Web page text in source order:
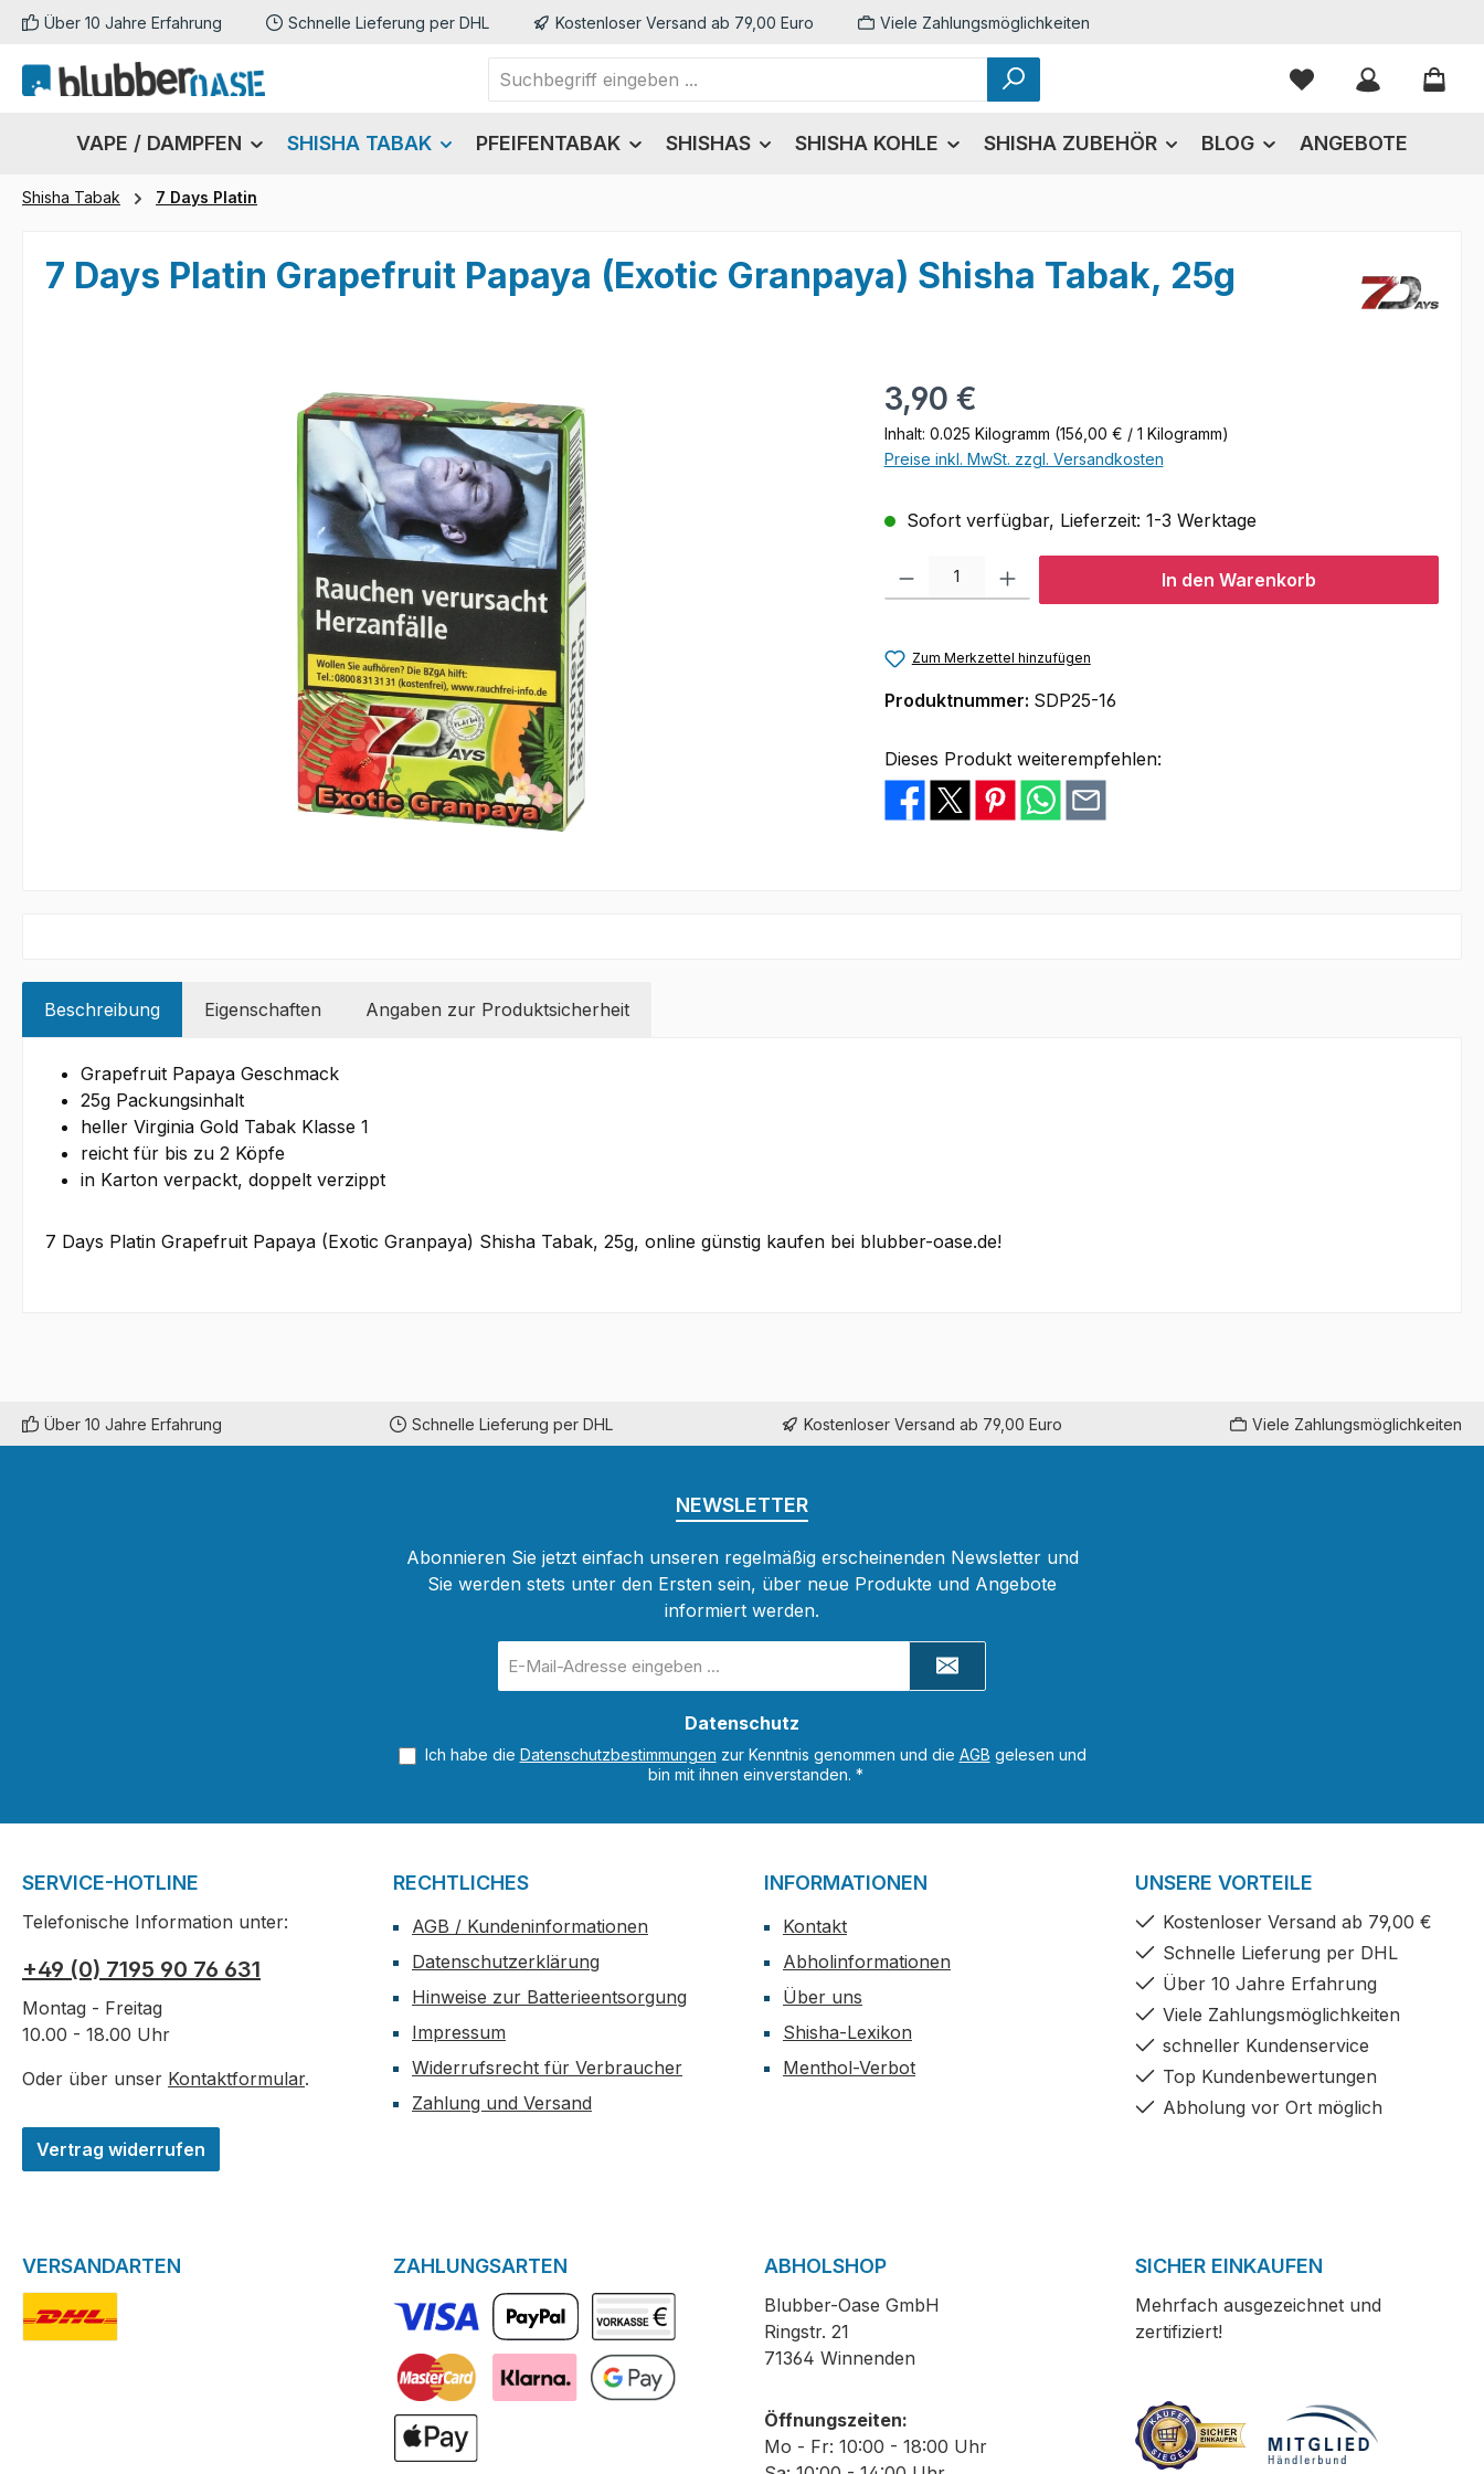
Hauptinhalt springen
Zur Suche springen
Zur Hauptnavigation springen
Über 10 Jahre Erfahrung Schnelle Lieferung per DHL Kostenloser Versand ab 79,00 Euro Viele Zahlungsmöglichkeiten
Du hast 0
VAPE / DAMPFEN SHISHA TABAK PFEIFENTABAK SHISHAS SHISHA KOHLE SHISHA ZUBEHÖR BLOG ANGEBOTE
Shisha Tabak 7 Days Platin
7 Days Platin Grapefruit Papaya (Exotic Granpaya) Shisha Tabak, 25g
Regulärer Preis:
3,90 €
Inhalt: 0.025 Kilogramm (156,00 € / 1 Kilogramm)
Preise inkl. MwSt. zzgl. Versandkosten
Sofort verfügbar, Lieferzeit: 1-3 Werktage
Produkt Anzahl: Gib den gewünschten Wert ein oder benutze die Schaltflächen
In den Warenkorb
Zum Merkzettel hinzufügen
Produktnummer: SDP25-16
Dieses Produkt weiterempfehlen:
Beschreibung Eigenschaften Angaben zur Produktsicherheit
Grapefruit Papaya Geschmack
25g Packungsinhalt
heller Virginia Gold Tabak Klasse 1
reicht für bis zu 2 Köpfe
in Karton verpackt, doppelt verzippt
7 Days Platin Grapefruit Papaya (Exotic Granpaya) Shisha Tabak, 25g, online günstig kaufen bei blubber-oase.de!
Über 10 Jahre Erfahrung Schnelle Lieferung per DHL Kostenloser Versand ab 79,00 Euro Viele Zahlungsmöglichkeiten
NEWSLETTER
Abonnieren Sie jetzt einfach unseren regelmäßig erscheinenden Newsletter und
Sie werden stets unter den Ersten sein, über neue Produkte und Angebote
informiert werden.
Mail-
Datenschutz
Ich habe die Datenschutzbestimmungen zur Kenntnis genommen und die AGB gelesen und
bin mit ihnen einverstanden. *
SERVICE-HOTLINE
Telefonische Information unter:
+49 (0) 7195 90 76 631
Montag - Freitag
10.00 - 18.00 Uhr
Oder über unser Kontaktformular.
Vertrag widerrufen
RECHTLICHES
AGB / Kundeninformationen
Datenschutzerklärung
Hinweise zur Batterieentsorgung
Impressum
Widerrufsrecht für Verbraucher
Zahlung und Versand
INFORMATIONEN
Kontakt
Abholinformationen
Über uns
Shisha-Lexikon
Menthol-Verbot
UNSERE VORTEILE
Kostenloser Versand ab 79,00 €
Schnelle Lieferung per DHL
Über 10 Jahre Erfahrung
Viele Zahlungsmöglichkeiten
schneller Kundenservice
Top Kundenbewertungen
Abholung vor Ort möglich
VERSANDARTEN ZAHLUNGSARTEN
Vorkasse
PayPal
Kreditkarte
VISA Logo
ABHOLSHOP
Blubber-Oase GmbH
Ringstr. 21
71364 Winnenden
Öffnungszeiten:
Mo - Fr: 10:00 - 18:00 Uhr
SICHER EINKAUFEN
Mehrfach ausgezeichnet und
zertifiziert!